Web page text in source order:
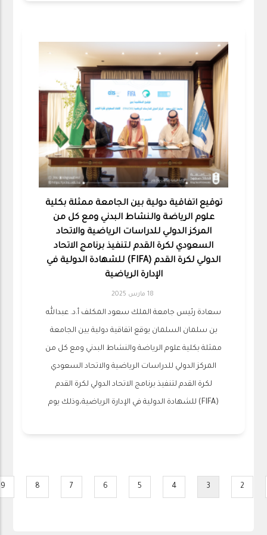
توقيع اتفاقية دولية بين الجامعة ممثلة بكلية
علوم الرياضة والنشاط البدني ومع كل من
المركز الدولي للدراسات الرياضية والاتحاد
السعودي لكرة القدم لتنفيذ برنامج الاتحاد
الدولي لكرة القدم (FIFA) للشهادة الدولية في
الإدارة الرياضية
18 مارس 2025
سعادة رئيس جامعة الملك سعود المكلف أ.د. عبدالله
بن سلمان السلمان يوقع اتفاقية دولية بين الجامعة
ممثلة بكلية علوم الرياضة والنشاط البدني ومع كل من
المركز الدولي للدراسات الرياضية والاتحاد السعودي
لكرة القدم لتنفيذ برنامج الاتحاد الدولي لكرة القدم
(FIFA) للشهادة الدولية في الإدارة الرياضية،وذلك يوم
Pagination
Page
2
Current
3
Page
4
Page
5
Page
6
Page7
Page
8
9